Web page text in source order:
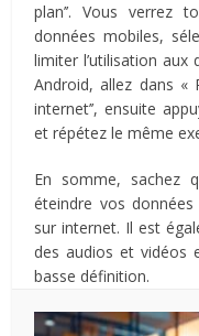
plan’’. Vous verrez
données mobiles,
limiter l’utilisation aux
Android, allez dans «
internet’’, ensuite
et répétez le même
En somme, sachez
éteindre vos
sur internet. Il est
des audios et vidéos
basse définition.